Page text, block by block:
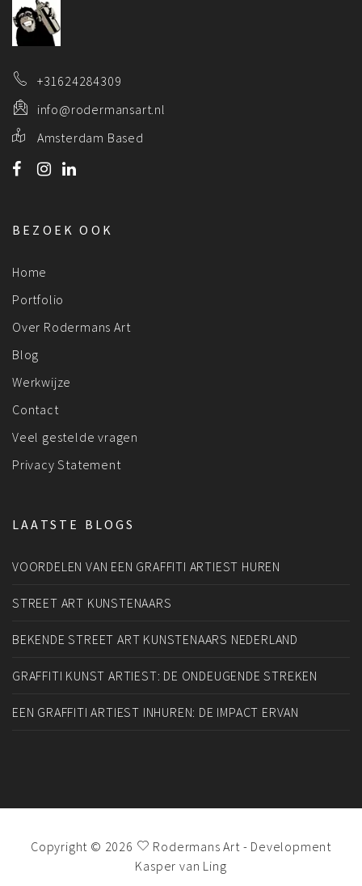
+31624284309
info@rodermansart.nl
Amsterdam Based
BEZOEK OOK
Home
Portfolio
Over Rodermans Art
Blog
Werkwijze
Contact
Veel gestelde vragen
Privacy Statement
LAATSTE BLOGS
VOORDELEN VAN EEN GRAFFITI ARTIEST HUREN
STREET ART KUNSTENAARS
BEKENDE STREET ART KUNSTENAARS NEDERLAND
GRAFFITI KUNST ARTIEST: DE ONDEUGENDE STREKEN
EEN GRAFFITI ARTIEST INHUREN: DE IMPACT ERVAN
Copyright © 2026 Rodermans Art - Development
Kasper van Ling